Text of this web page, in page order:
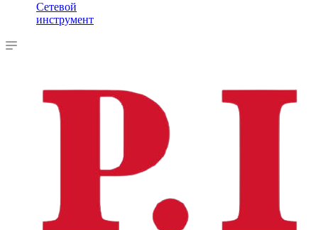
Сетевой
инструмент